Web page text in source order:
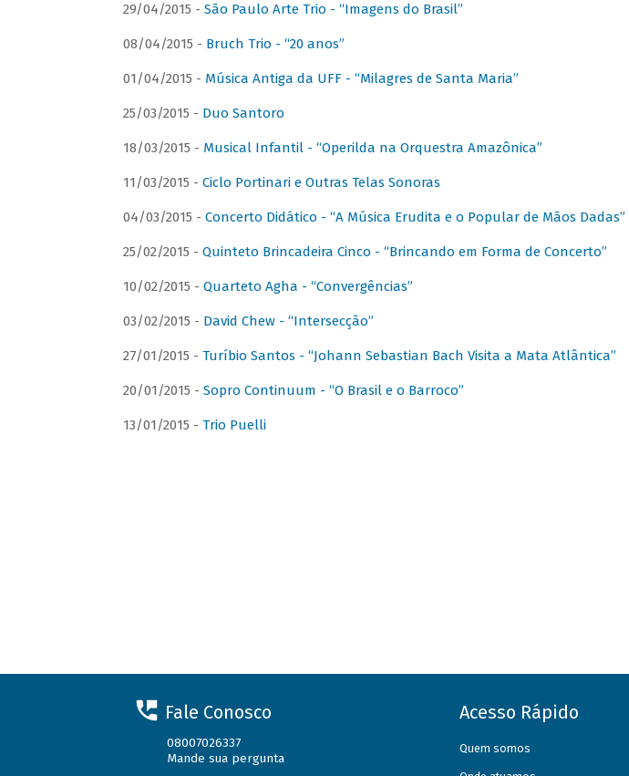
29/04/2015 - São Paulo Arte Trio - “Imagens do Brasil”
08/04/2015 - Bruch Trio - “20 anos”
01/04/2015 - Música Antiga da UFF - “Milagres de Santa Maria”
25/03/2015 - Duo Santoro
18/03/2015 - Musical Infantil - “Operilda na Orquestra Amazônica”
11/03/2015 - Ciclo Portinari e Outras Telas Sonoras
04/03/2015 - Concerto Didático - “A Música Erudita e o Popular de Mãos Dadas”
25/02/2015 - Quinteto Brincadeira Cinco - “Brincando em Forma de Concerto”
10/02/2015 - Quarteto Agha - “Convergências”
03/02/2015 - David Chew - “Intersecção”
27/01/2015 - Turíbio Santos - “Johann Sebastian Bach Visita a Mata Atlântica”
20/01/2015 - Sopro Continuum - “O Brasil e o Barroco”
13/01/2015 - Trio Puelli
Fale Conosco
08007026337
Mande sua pergunta
Acesso Rápido
Quem somos